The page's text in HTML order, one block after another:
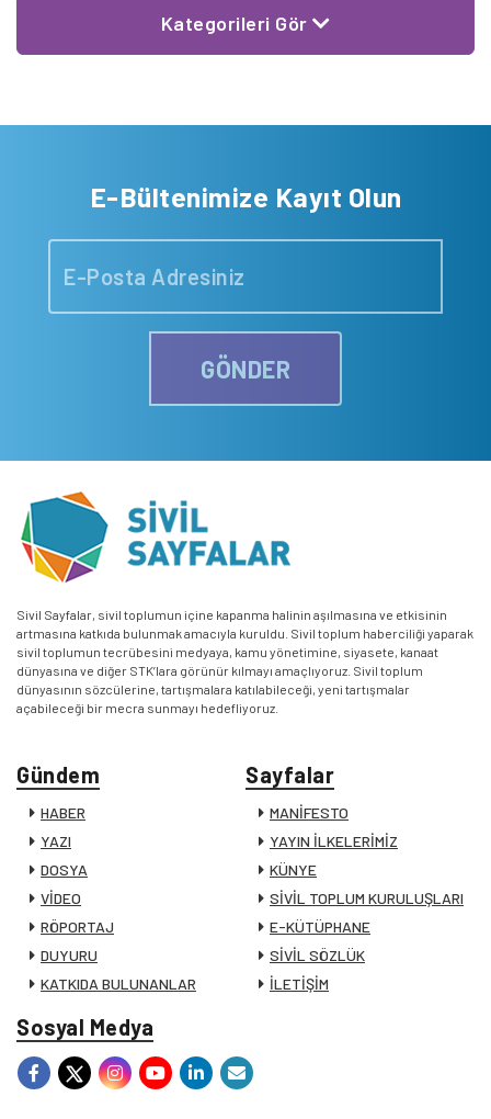
Kategorileri Gör
E-Bültenimize Kayıt Olun
GÖNDER
Sivil Sayfalar, sivil toplumun içine kapanma halinin aşılmasına ve etkisinin
artmasına katkıda bulunmak amacıyla kuruldu. Sivil toplum haberciliği yaparak
sivil toplumun tecrübesini medyaya, kamu yönetimine, siyasete, kanaat
dünyasına ve diğer STK’lara görünür kılmayı amaçlıyoruz. Sivil toplum
dünyasının sözcülerine, tartışmalara katılabileceği, yeni tartışmalar
açabileceği bir mecra sunmayı hedefliyoruz.
Gündem
HABER
YAZI
DOSYA
VİDEO
RÖPORTAJ
DUYURU
KATKIDA BULUNANLAR
Sayfalar
MANİFESTO
YAYIN İLKELERİMİZ
KÜNYE
SİVİL TOPLUM KURULUŞLARI
E-KÜTÜPHANE
SİVİL SÖZLÜK
İLETİŞİM
Sosyal Medya